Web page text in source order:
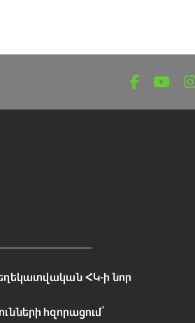
ՀԿ-ի նոր
հզորացում՝